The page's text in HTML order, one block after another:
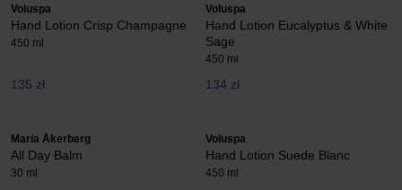
Voluspa
Hand Lotion Crisp Champagne
450 ml
135 zł
Voluspa
Hand Lotion Eucalyptus & White
Sage
450 ml
134 zł
Maria Åkerberg
All Day Balm
30 ml
Voluspa
Hand Lotion Suede Blanc
450 ml